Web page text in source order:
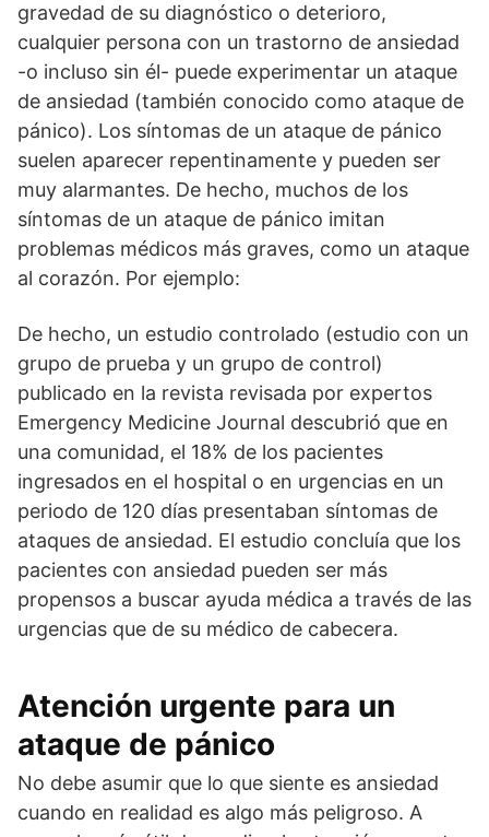
gravedad de su diagnóstico o deterioro,
cualquier persona con un trastorno de ansiedad
-o incluso sin él- puede experimentar un ataque
de ansiedad (también conocido como ataque de
pánico). Los síntomas de un ataque de pánico
suelen aparecer repentinamente y pueden ser
muy alarmantes. De hecho, muchos de los
síntomas de un ataque de pánico imitan
problemas médicos más graves, como un ataque
al corazón. Por ejemplo:
De hecho, un estudio controlado (estudio con un
grupo de prueba y un grupo de control)
publicado en la revista revisada por expertos
Emergency Medicine Journal descubrió que en
una comunidad, el 18% de los pacientes
ingresados en el hospital o en urgencias en un
periodo de 120 días presentaban síntomas de
ataques de ansiedad. El estudio concluía que los
pacientes con ansiedad pueden ser más
propensos a buscar ayuda médica a través de las
urgencias que de su médico de cabecera.
Atención urgente para un
ataque de pánico
No debe asumir que lo que siente es ansiedad
cuando en realidad es algo más peligroso. A